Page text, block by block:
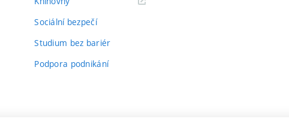
Sociální bezpečí
Studium bez bariér
Podpora podnikání